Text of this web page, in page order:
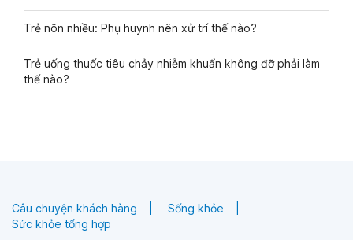
Trẻ nôn nhiều: Phụ huynh nên xử trí thế nào?
Trẻ uống thuốc tiêu chảy nhiễm khuẩn không đỡ phải làm
thế nào?
Câu chuyện khách hàng
Sống khỏe
Sức khỏe tổng hợp